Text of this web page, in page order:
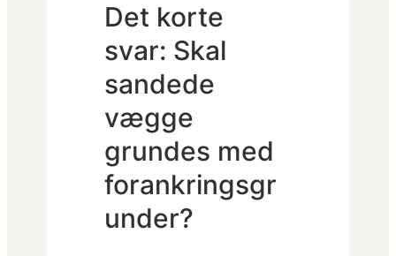
Det korte
svar: Skal
sandede
vægge
grundes med
forankringsgr
under?